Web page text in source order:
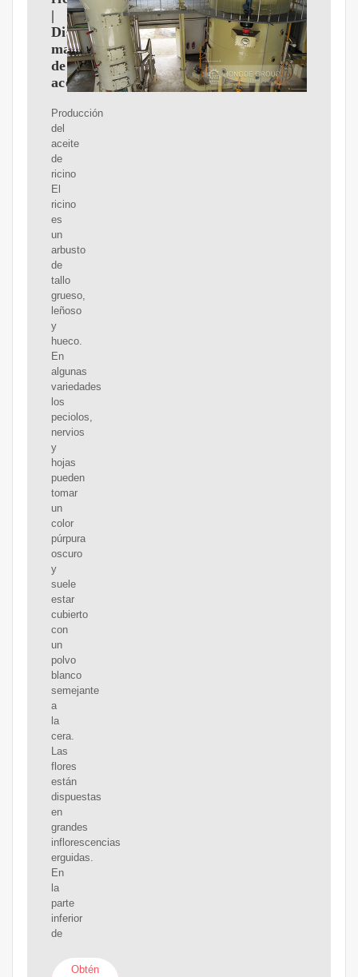
|
Distribuidor
mayorista
de
aceites
Producción
del
aceite
de
ricino
El
ricino
es
un
arbusto
de
tallo
grueso,
leñoso
y
hueco.
En
algunas
variedades
los
peciolos,
nervios
y
hojas
pueden
tomar
un
color
púrpura
oscuro
y
suele
estar
cubierto
con
un
polvo
blanco
semejante
a
la
cera.
Las
flores
están
dispuestas
en
grandes
inflorescencias
erguidas.
En
la
parte
inferior
de
Obtén